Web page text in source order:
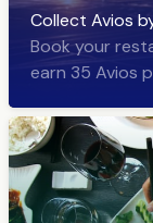
Collect Avios
Book your
earn 35 Avios